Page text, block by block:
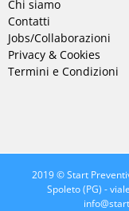
Chi siamo
Contatti
Jobs/Collaborazioni
Privacy & Cookies
Termini e Condizioni
2019 © Start
Spoleto (PG) -